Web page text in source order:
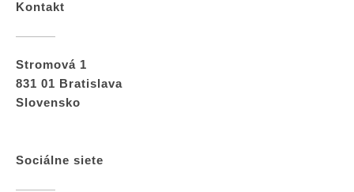
Kontakt
Stromová 1
831 01 Bratislava
Slovensko
Sociálne siete